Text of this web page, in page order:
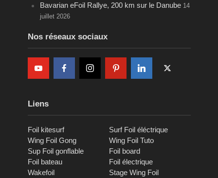
Bavarian eFoil Rallye, 200 km sur le Danube 14
juillet 2026
Nos réseaux sociaux
Liens
Foil kitesurf
Surf Foil éléctrique
Wing Foil Gong
Wing Foil Tuto
Sup Foil gonflable
Foil board
Foil bateau
Foil électrique
Wakefoil
Stage Wing Foil